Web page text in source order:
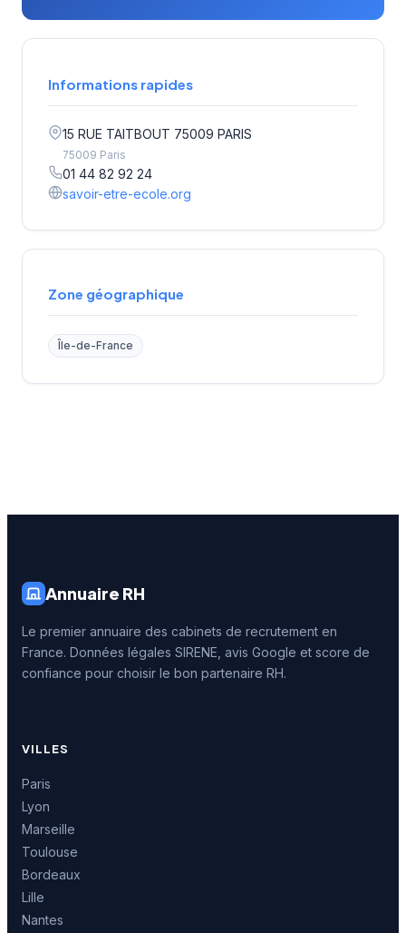
Informations rapides
15 RUE TAITBOUT 75009 PARIS
75009 Paris
01 44 82 92 24
savoir-etre-ecole.org
Zone géographique
Île-de-France
Annuaire RH
Le premier annuaire des cabinets de recrutement en
France. Données légales SIRENE, avis Google et score de
confiance pour choisir le bon partenaire RH.
VILLES
Paris
Lyon
Marseille
Toulouse
Bordeaux
Lille
Nantes